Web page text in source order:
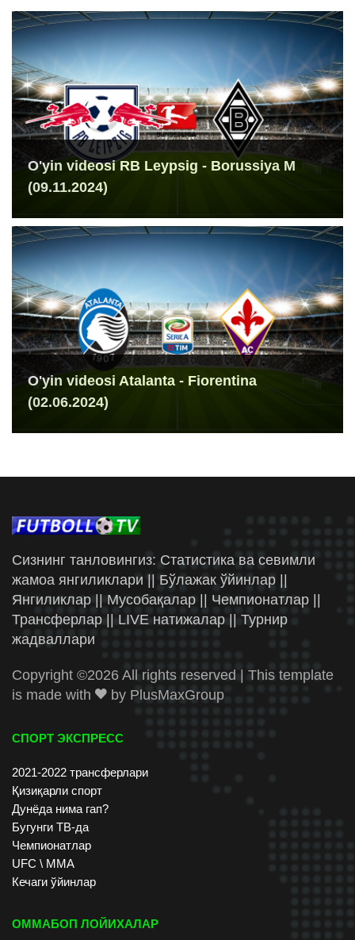
O'yin videosi RB Leypsig - Borussiya M
(09.11.2024)
O'yin videosi Atalanta - Fiorentina
(02.06.2024)
Сизнинг танловингиз: Статистика ва севимли
жамоа янгиликлари || Бўлажак ўйинлар ||
Янгиликлар || Мусобақалар || Чемпионатлар ||
Трансферлар || LIVE натижалар || Турнир
жадваллари
Copyright ©2026 All rights reserved | This template
is made with
by PlusMaxGroup
СПОРТ ЭКСПРЕСС
2021-2022 трансферлари
Қизиқарли спорт
Дунёда нима гап?
Бугунги ТВ-да
Чемпионатлар
UFC \ ММА
Кечаги ўйинлар
ОММАБОП ЛОЙИХАЛАР